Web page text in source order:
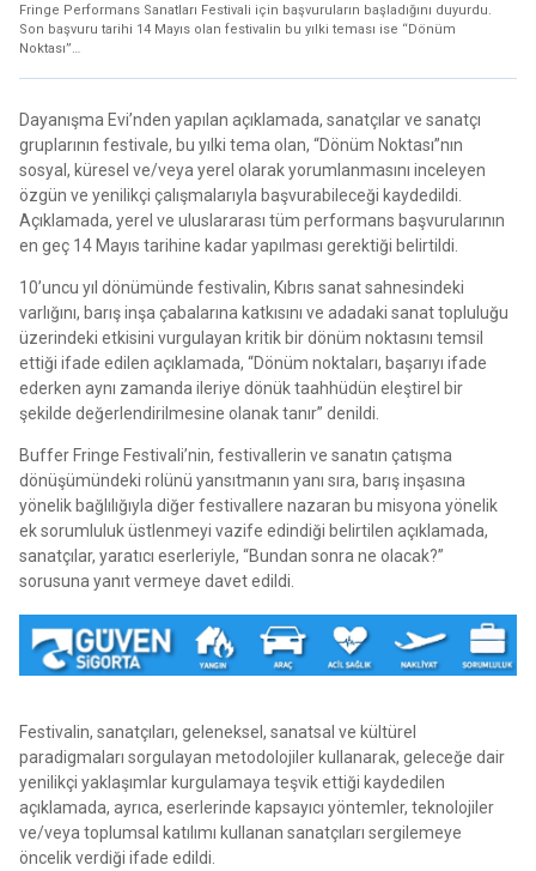
Fringe Performans Sanatları Festivali için başvuruların başladığını duyurdu.
Son başvuru tarihi 14 Mayıs olan festivalin bu yılki teması ise “Dönüm
Noktası”…
Dayanışma Evi’nden yapılan açıklamada, sanatçılar ve sanatçı
gruplarının festivale, bu yılki tema olan, “Dönüm Noktası”nın
sosyal, küresel ve/veya yerel olarak yorumlanmasını inceleyen
özgün ve yenilikçi çalışmalarıyla başvurabileceği kaydedildi.
Açıklamada, yerel ve uluslararası tüm performans başvurularının
en geç 14 Mayıs tarihine kadar yapılması gerektiği belirtildi.
10’uncu yıl dönümünde festivalin, Kıbrıs sanat sahnesindeki
varlığını, barış inşa çabalarına katkısını ve adadaki sanat topluluğu
üzerindeki etkisini vurgulayan kritik bir dönüm noktasını temsil
ettiği ifade edilen açıklamada, “Dönüm noktaları, başarıyı ifade
ederken aynı zamanda ileriye dönük taahhüdün eleştirel bir
şekilde değerlendirilmesine olanak tanır” denildi.
Buffer Fringe Festivali’nin, festivallerin ve sanatın çatışma
dönüşümündeki rolünü yansıtmanın yanı sıra, barış inşasına
yönelik bağlılığıyla diğer festivallere nazaran bu misyona yönelik
ek sorumluluk üstlenmeyi vazife edindiği belirtilen açıklamada,
sanatçılar, yaratıcı eserleriyle, “Bundan sonra ne olacak?”
sorusuna yanıt vermeye davet edildi.
Festivalin, sanatçıları, geleneksel, sanatsal ve kültürel
paradigmaları sorgulayan metodolojiler kullanarak, geleceğe dair
yenilikçi yaklaşımlar kurgulamaya teşvik ettiği kaydedilen
açıklamada, ayrıca, eserlerinde kapsayıcı yöntemler, teknolojiler
ve/veya toplumsal katılımı kullanan sanatçıları sergilemeye
öncelik verdiği ifade edildi.